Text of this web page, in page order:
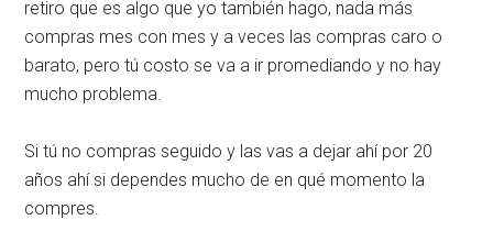
retiro que es algo que yo también hago, nada más
compras mes con mes y a veces las compras caro o
barato, pero tú costo se va a ir promediando y no hay
mucho problema.
Si tú no compras seguido y las vas a dejar ahí por 20
años ahí si dependes mucho de en qué momento la
compres.